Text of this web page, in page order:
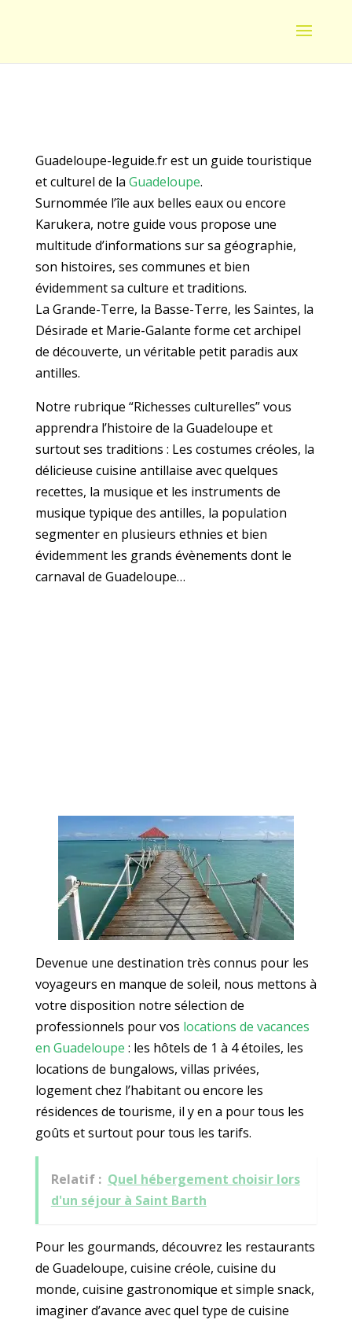
Guadeloupe-leguide.fr est un guide touristique
et culturel de la Guadeloupe.
Surnommée l’île aux belles eaux ou encore
Karukera, notre guide vous propose une
multitude d’informations sur sa géographie,
son histoires, ses communes et bien
évidemment sa culture et traditions.
La Grande-Terre, la Basse-Terre, les Saintes, la
Désirade et Marie-Galante forme cet archipel
de découverte, un véritable petit paradis aux
antilles.
Notre rubrique “Richesses culturelles” vous
apprendra l’histoire de la Guadeloupe et
surtout ses traditions : Les costumes créoles, la
délicieuse cuisine antillaise avec quelques
recettes, la musique et les instruments de
musique typique des antilles, la population
segmenter en plusieurs ethnies et bien
évidemment les grands évènements dont le
carnaval de Guadeloupe…
Devenue une destination très connus pour les
voyageurs en manque de soleil, nous mettons à
votre disposition notre sélection de
professionnels pour vos locations de vacances
en Guadeloupe : les hôtels de 1 à 4 étoiles, les
locations de bungalows, villas privées,
logement chez l’habitant ou encore les
résidences de tourisme, il y en a pour tous les
goûts et surtout pour tous les tarifs.
Relatif : Quel hébergement choisir lors
d'un séjour à Saint Barth
Pour les gourmands, découvrez les restaurants
de Guadeloupe, cuisine créole, cuisine du
monde, cuisine gastronomique et simple snack,
imaginer d’avance avec quel type de cuisine